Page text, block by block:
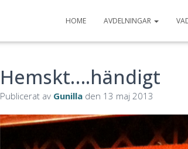
HOME AVDELNINGAR
Hemskt….händigt
Publicerat av Gunilla den 13 maj 2013